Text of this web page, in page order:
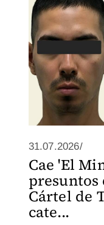
31.07.2026/
Cae 'El
Cártel de
cate...